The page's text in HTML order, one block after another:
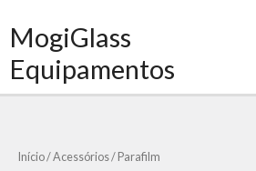
para
conteúdo
MogiGlass
Equipamentos
Início/Acessórios/ Parafilm